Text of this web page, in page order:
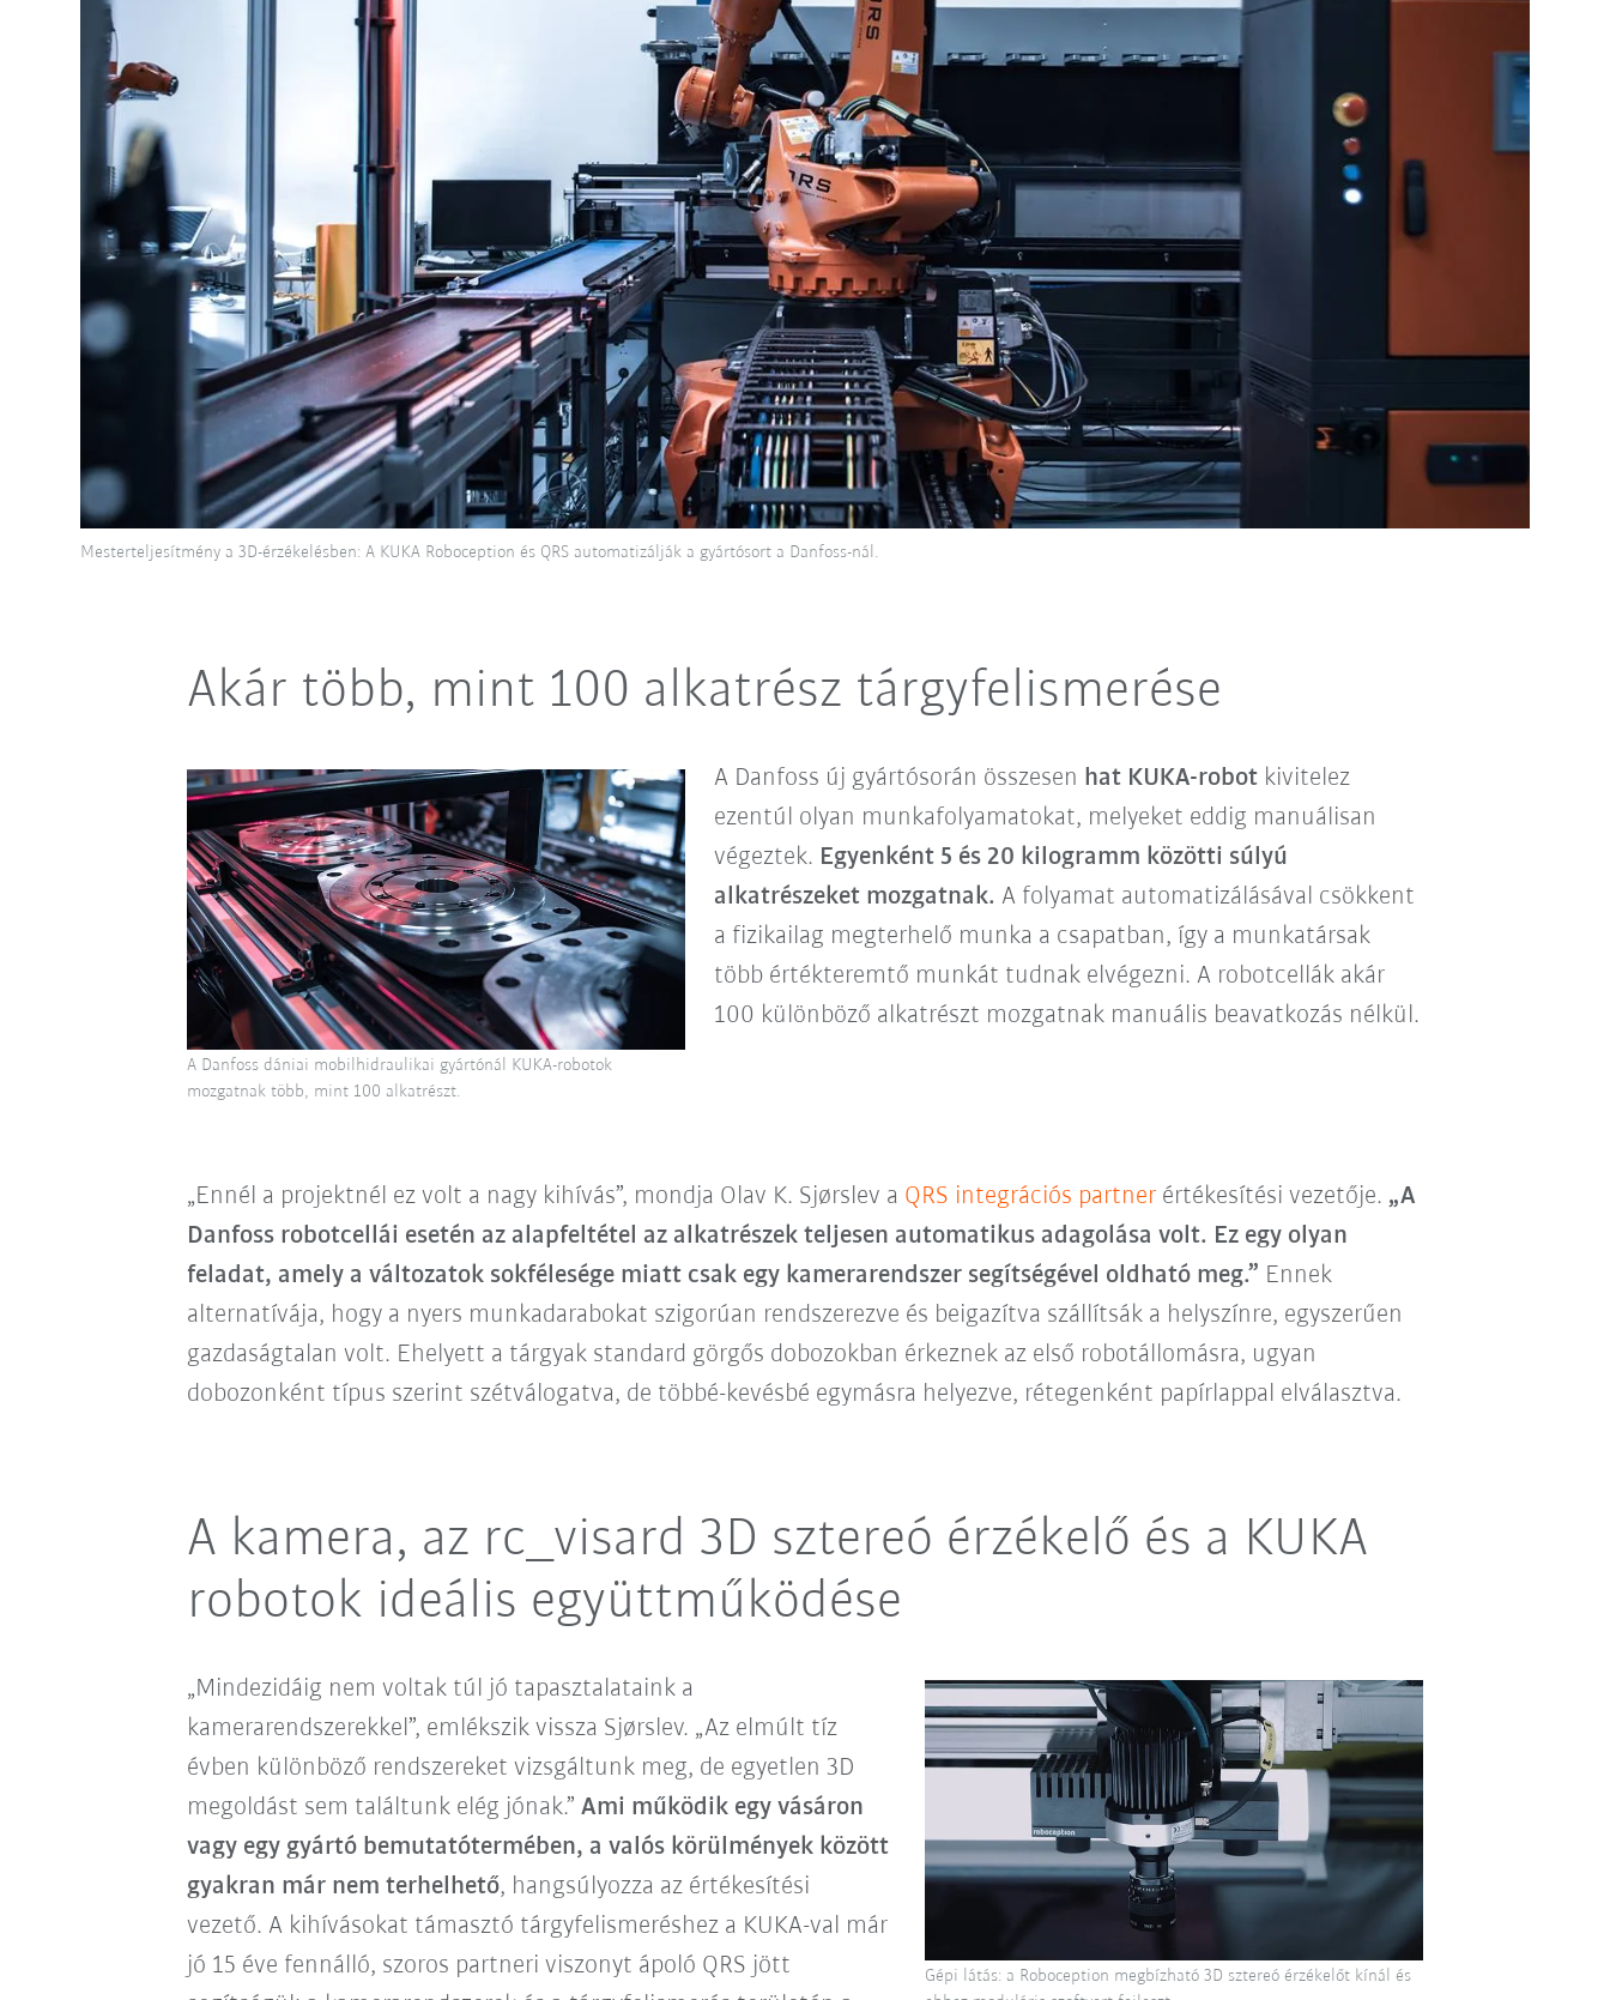
Mesterteljesítmény a 3D-érzékelésben: A KUKA Roboception és QRS automatizálják a gyártósort a Danfoss-nál.
Akár több, mint 100 alkatrész tárgyfelismerése
A Danfoss új gyártósorán összesen hat KUKA-robot kivitelez
ezentúl olyan munkafolyamatokat, melyeket eddig manuálisan
végeztek. Egyenként 5 és 20 kilogramm közötti súlyú
alkatrészeket mozgatnak. A folyamat automatizálásával csökkent
a fizikailag megterhelő munka a csapatban, így a munkatársak
több értékteremtő munkát tudnak elvégezni. A robotcellák akár
100 különböző alkatrészt mozgatnak manuális beavatkozás nélkül.
A Danfoss dániai mobilhidraulikai gyártónál KUKA-robotok
mozgatnak több, mint 100 alkatrészt.
„Ennél a projektnél ez volt a nagy kihívás”, mondja Olav K. Sjørslev a QRS integrációs partnerértékesítési vezetője. „A
Danfoss robotcellái esetén az alapfeltétel az alkatrészek teljesen automatikus adagolása volt. Ez egy olyan
feladat, amely a változatok sokfélesége miatt csak egy kamerarendszer segítségével oldható meg.” Ennek
alternatívája, hogy a nyers munkadarabokat szigorúan rendszerezve és beigazítva szállítsák a helyszínre, egyszerűen
gazdaságtalan volt. Ehelyett a tárgyak standard görgős dobozokban érkeznek az első robotállomásra, ugyan
dobozonként típus szerint szétválogatva, de többé-kevésbé egymásra helyezve, rétegenként papírlappal elválasztva.
A kamera, az rc_visard 3D sztereó érzékelő és a KUKA
robotok ideális együttműködése
„Mindezidáig nem voltak túl jó tapasztalataink a
kamerarendszerekkel”, emlékszik vissza Sjørslev. „Az elmúlt tíz
évben különböző rendszereket vizsgáltunk meg, de egyetlen 3D
megoldást sem találtunk elég jónak.” Ami működik egy vásáron
vagy egy gyártó bemutatótermében, a valós körülmények között
gyakran már nem terhelhető, hangsúlyozza az értékesítési
vezető. A kihívásokat támasztó tárgyfelismeréshez a KUKA-val már
jó 15 éve fennálló, szoros partneri viszonyt ápoló QRS jött
Gépi látás: a Roboception megbízható 3D sztereó érzékelőt kínál és